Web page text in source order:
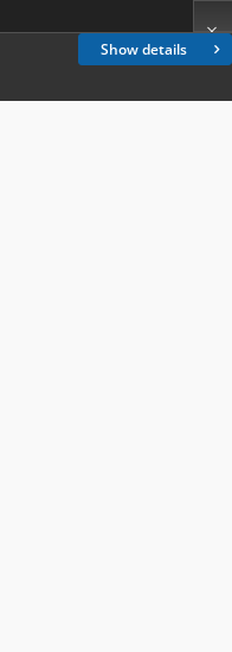
Show details